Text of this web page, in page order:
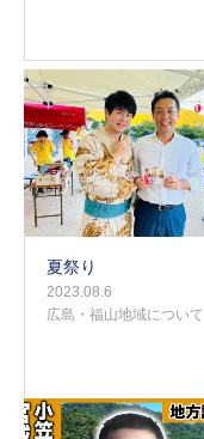
夏祭り
2023.08.6
広島・福山地域について